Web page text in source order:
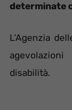
determinate
L’Agenzia
disabilità.